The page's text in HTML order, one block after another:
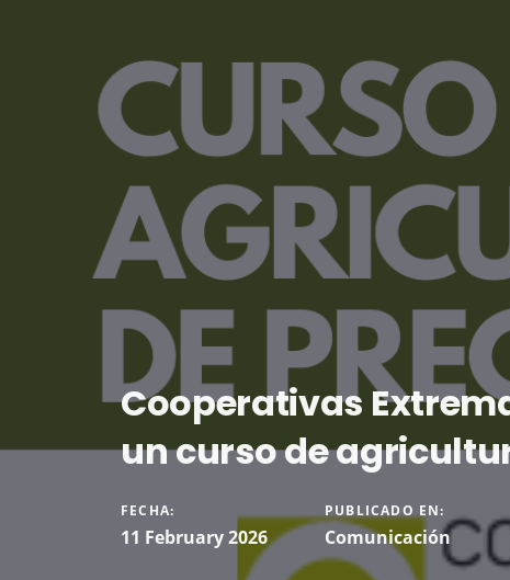
Cooperativas
un curso de
FECHA:
11 February 2026
PUBLICADO EN:
Comunicación